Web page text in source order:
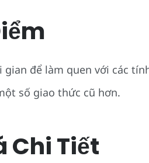
gian để làm quen với các
số giao thức cũ hơn.
Chi Tiết